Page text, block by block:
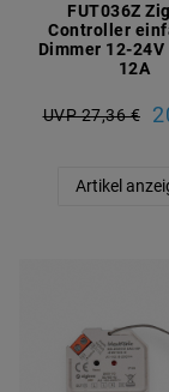
FUT036Z
Controller
Dimmer 12-24V
12A
UVP 27,36 €
Artikel